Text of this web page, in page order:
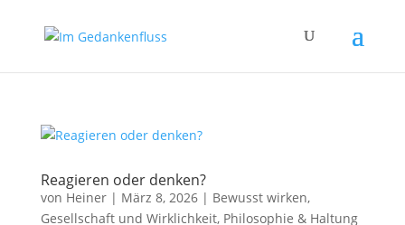
Reagieren oder denken?
von Heiner| März 8, 2026| Bewusst wirken,
Gesellschaft und Wirklichkeit, Philosophie & Haltung